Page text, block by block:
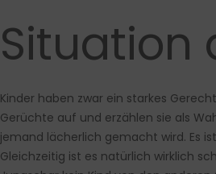
Situation
Kinder haben zwar ein starkes
Gerüchte auf und erzählen sie als
jemand lächerlich gemacht wird. Es
Gleichzeitig ist es natürlich wirklich